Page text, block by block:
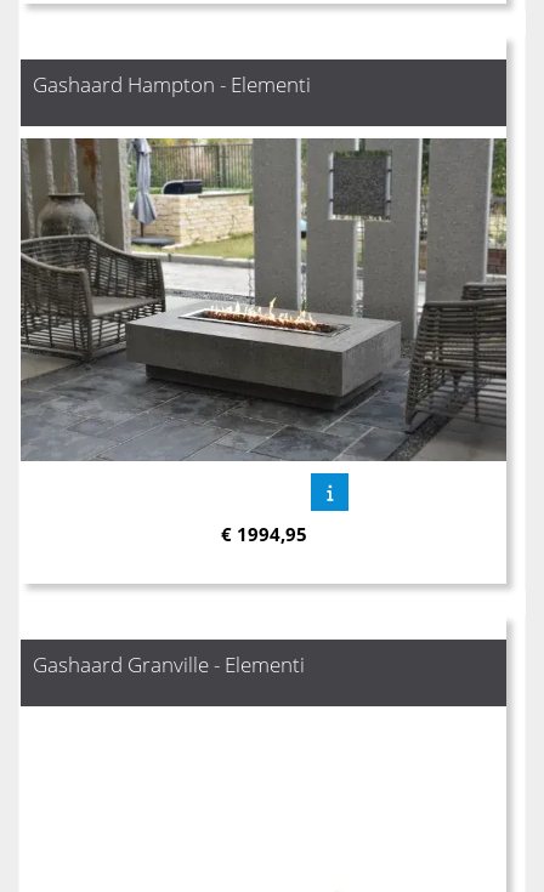
Gashaard Hampton - Elementi
€ 1994,95
Gashaard Granville - Elementi